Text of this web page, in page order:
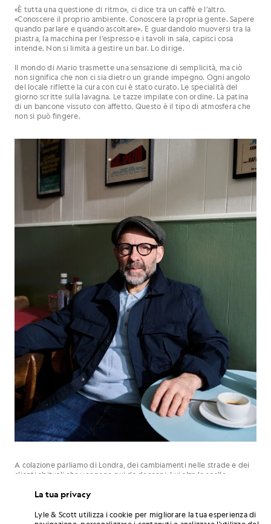
«È tutta una questione di ritmo», ci dice tra un caffè e l’altro.
«Conoscere il proprio ambiente. Conoscere la propria gente. Sapere
quando parlare e quando ascoltare». E guardandolo muoversi tra la
piastra, la macchina per l’espresso e i tavoli in sala, capisci cosa
intende. Non si limita a gestire un bar. Lo dirige.
Il mondo di Mario trasmette una sensazione di semplicità, ma ciò
non significa che non ci sia dietro un grande impegno. Ogni angolo
del locale riflette la cura con cui è stato curato. Le specialità del
giorno scritte sulla lavagna. Le tazze impilate con ordine. La patina
di un bancone vissuto con affetto. Questo è il tipo di atmosfera che
non si può fingere.
A colazione parliamo di Londra, dei cambiamenti nelle strade e dei
clienti abituali che vengono qui da decenni. Lui alza le spalle,
fatto.»
Questo spirito traspare chiaramente anche dal modo in cui Mario si
La tua privacy
Lyle & Scott utilizza i cookie per migliorare la tua esperienza di